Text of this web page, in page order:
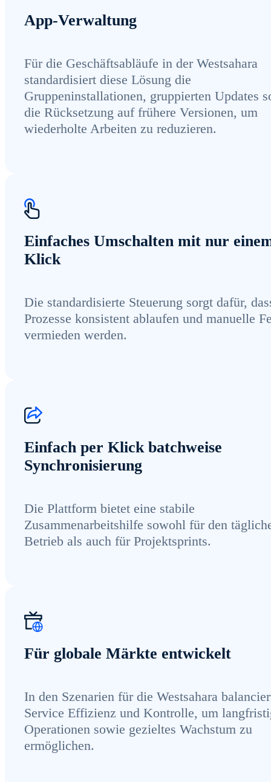
App-Verwaltung
Für die Geschäftsabläufe in der Westsahara
standardisiert diese Lösung die
Gruppeninstallationen, gruppierten Updates
die Rücksetzung auf frühere Versionen, um
wiederholte Arbeiten zu reduzieren.
Einfaches Umschalten mit nur
Klick
Die standardisierte Steuerung sorgt dafür,
Prozesse konsistent ablaufen und manuelle
vermieden werden.
Einfach per Klick batchweise
Synchronisierung
Die Plattform bietet eine stabile
Zusammenarbeitshilfe sowohl für den
Betrieb als auch für Projektsprints.
Für globale Märkte entwickelt
In den Szenarien für die Westsahara
Service Effizienz und Kontrolle, um
Operationen sowie gezieltes Wachstum zu
ermöglichen.